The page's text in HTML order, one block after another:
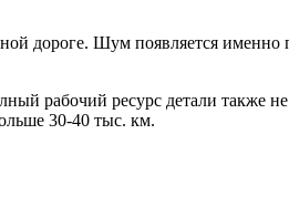
дороге. Шум появляется
рабочий ресурс детали также
30-40 тыс. км.